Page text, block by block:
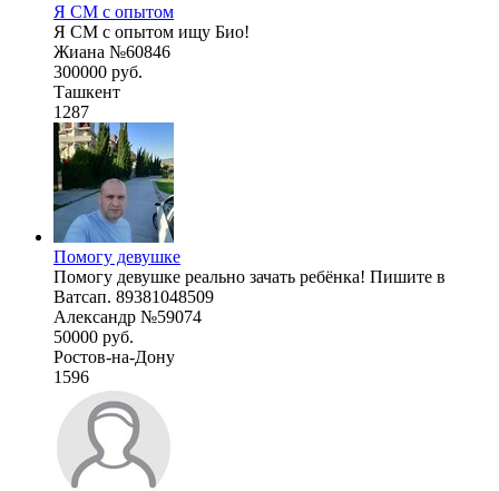
Я СМ с опытом
Я СМ с опытом ищу Био!
Жиана №60846
300000 руб.
Ташкент
1287
Помогу девушке
Помогу девушке реально зачать ребёнка! Пишите в
Ватсап. 89381048509
Александр №59074
50000 руб.
Ростов-на-Дону
1596